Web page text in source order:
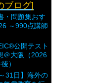
ブログ]
・問題集おす
～990点講師
公開テスト
＠大阪（2026
）
31日】海外の